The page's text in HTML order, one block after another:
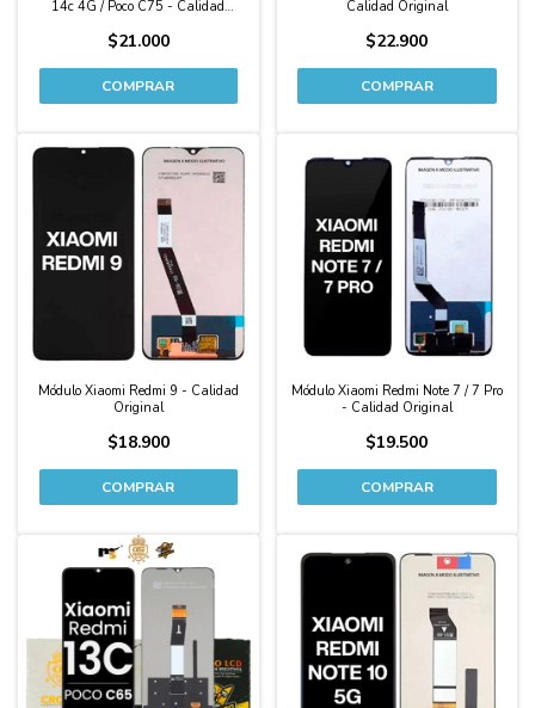
14c 4G / Poco C75 - Calidad
$21.000
Calidad Original
$22.900
Módulo Xiaomi Redmi 9 - Calidad
Original
$18.900
Módulo Xiaomi Redmi Note 7 / 7 Pro
- Calidad Original
$19.500